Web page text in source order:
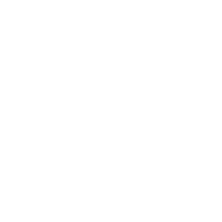
738 về Trung tâm y tế huyện Tân Hưng, tỉnh Long
2021 phục vụ bệnh viện dã chiến phòng chống
lúc dịch bệnh và dừng hoạt động dưới tác động
lò về lắp đặt tại vị trí mới ở Trung tâm y tế huyện